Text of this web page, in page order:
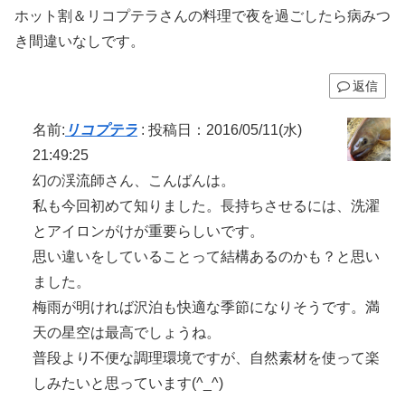
ホット割＆リコプテラさんの料理で夜を過ごしたら病みつ
き間違いなしです。
返信
名前: リコプテラ : 投稿日：2016/05/11(水)
21:49:25
幻の渓流師さん、こんばんは。
私も今回初めて知りました。長持ちさせるには、洗濯
とアイロンがけが重要らしいです。
思い違いをしていることって結構あるのかも？と思い
ました。
梅雨が明ければ沢泊も快適な季節になりそうです。満
天の星空は最高でしょうね。
普段より不便な調理環境ですが、自然素材を使って楽
しみたいと思っています(^_^)